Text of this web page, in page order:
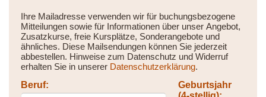
Ihre Mailadresse verwenden wir für buchungsbezogene
Mitteilungen sowie für Informationen über unser Angebot,
Zusatzkurse, freie Kursplätze, Sonderangebote und
ähnliches. Diese Mailsendungen können Sie jederzeit
abbestellen. Hinweise zum Datenschutz und Widerruf
erhalten Sie in unserer Datenschutzerklärung.
Beruf:
Geburtsjahr